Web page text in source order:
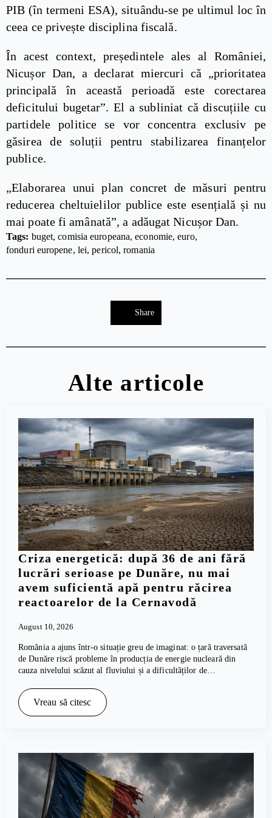
PIB (în termeni ESA), situându-se pe ultimul loc în
ceea ce privește disciplina fiscală.
În acest context, președintele ales al României,
Nicușor Dan, a declarat miercuri că „prioritatea
principală în această perioadă este corectarea
deficitului bugetar”. El a subliniat că discuțiile cu
partidele politice se vor concentra exclusiv pe
găsirea de soluții pentru stabilizarea finanțelor
publice.
„Elaborarea unui plan concret de măsuri pentru
reducerea cheltuielilor publice este esențială și nu
mai poate fi amânată”, a adăugat Nicușor Dan.
Tags: buget comisia europeana economie euro
fonduri europene lei pericol romania
Share
Alte articole
Criza energetică: după 36 de ani fără
lucrări serioase pe Dunăre, nu mai
avem suficientă apă pentru răcirea
reactoarelor de la Cernavodă
August 10, 2026
România a ajuns într-o situație greu de imaginat: o țară traversată
de Dunăre riscă probleme în producția de energie nucleară din
cauza nivelului scăzut al fluviului și a dificultăților de…
Vreau să citesc